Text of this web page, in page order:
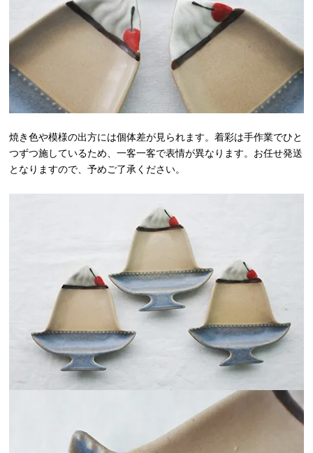
焼き色や模様の出方には個体差が見られます。着彩は手作業でひと
つずつ施しているため、一客一客で表情が異なります。お任せ発送
となりますので、予めご了承ください。